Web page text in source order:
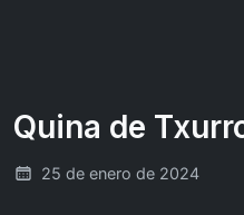
Quina de
25 de enero de 2024